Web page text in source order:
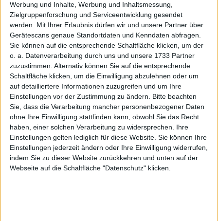
Werbung und Inhalte, Werbung und Inhaltsmessung,
Zielgruppenforschung und Serviceentwicklung gesendet
werden. Mit Ihrer Erlaubnis dürfen wir und unsere Partner über
Gerätescans genaue Standortdaten und Kenndaten abfragen.
Sie können auf die entsprechende Schaltfläche klicken, um der
o. a. Datenverarbeitung durch uns und unsere 1733 Partner
zuzustimmen. Alternativ können Sie auf die entsprechende
Schaltfläche klicken, um die Einwilligung abzulehnen oder um
auf detailliertere Informationen zuzugreifen und um Ihre
Einstellungen vor der Zustimmung zu ändern. Bitte beachten
Sie, dass die Verarbeitung mancher personenbezogener Daten
ohne Ihre Einwilligung stattfinden kann, obwohl Sie das Recht
haben, einer solchen Verarbeitung zu widersprechen. Ihre
Einstellungen gelten lediglich für diese Website. Sie können Ihre
Einstellungen jederzeit ändern oder Ihre Einwilligung widerrufen,
indem Sie zu dieser Website zurückkehren und unten auf der
Webseite auf die Schaltfläche "Datenschutz" klicken.
Robo Advisor Calculator
Depot Calculator
Fixed Term Deposit Calculator
Giro Account Calculator
Credit Card Calculator
Installment Loan Calculator
Call Money Calculator
Student Account Calculator